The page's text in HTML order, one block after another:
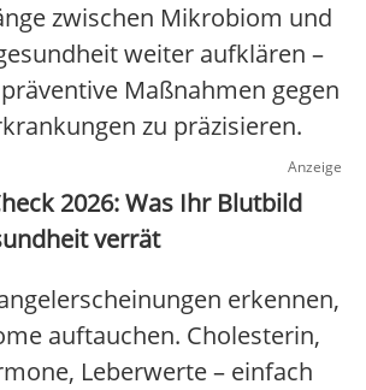
zwischen Mikrobiom und
weiter aufklären –
Maßnahmen gegen
zu präzisieren.
Anzeige
2026: Was Ihr Blutbild
verrät
erkennen,
auftauchen. Cholesterin,
Leberwerte – einfach